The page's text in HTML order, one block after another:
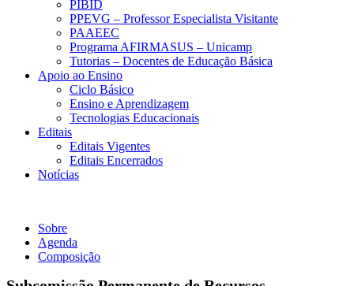
PIBID
PPEVG – Professor Especialista Visitante
PAAEEC
Programa AFIRMASUS – Unicamp
Tutorias – Docentes de Educação Básica
Apoio ao Ensino
Ciclo Básico
Ensino e Aprendizagem
Tecnologias Educacionais
Editais
Editais Vigentes
Editais Encerrados
Notícias
Sobre
Agenda
Composição